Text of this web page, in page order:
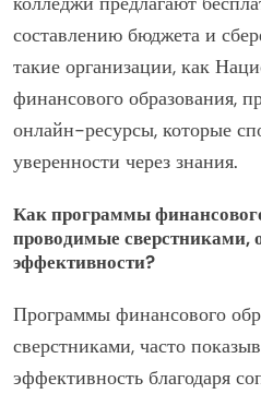
составлению бюджета и
такие организации, как
финансового образования,
онлайн-ресурсы, которые
уверенности через знания.
Как программы
проводимые сверстниками,
эффективности?
Программы финансового
сверстниками, часто
эффективность благодаря